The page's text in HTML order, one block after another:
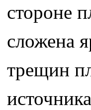
стороне
сложена
трещин